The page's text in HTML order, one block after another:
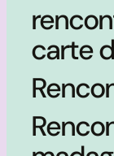
carte